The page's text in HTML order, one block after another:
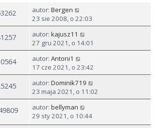
autor: Bergen
23 sie 2008, o 22:03
autor: kajusz11
27 gru 2021, o 14:01
autor: Antoni1
17 cze 2021, o 23:42
autor: Dominik719
23 maja 2021, o 11:02
autor: bellyman
29 sty 2021, o 10:44